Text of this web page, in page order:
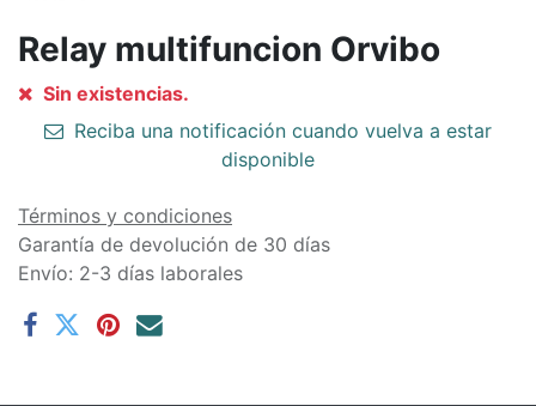
Relay multifuncion Orvibo
Sin existencias.
Reciba una notificación cuando vuelva a estar
disponible
Términos y condiciones
Garantía de devolución de 30 días
Envío: 2-3 días laborales